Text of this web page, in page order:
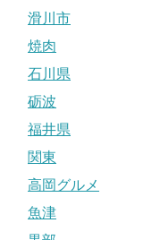
滑川市
焼肉
石川県
砺波
福井県
関東
高岡グルメ
魚津